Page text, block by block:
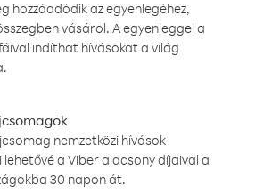
hozzáadódik az egyenlegéhez,
vásárol. A egyenleggel a
indíthat hívásokat a világ
nemzetközi hívások
a Viber alacsony díjaival a
30 napon át.